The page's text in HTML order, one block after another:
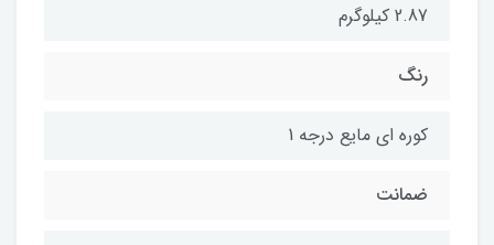
2.87 کیلوگرم
رنگ
کوره ای مایع درجه 1
ضمانت